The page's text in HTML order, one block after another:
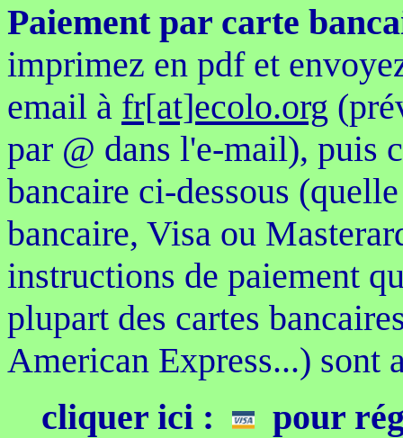
Paiement par carte
imprimez en pdf et
email à fr[at]ecolo.org
par @ dans l'e-mail), puis
bancaire ci-dessous
bancaire, Visa ou
instructions de paiement
plupart des cartes
American Express...) sont
cliquer ici :
pour